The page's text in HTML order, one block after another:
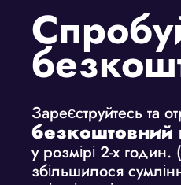
Зареєструйтесь та
безкоштовний
у розмірі 2-х
збільшилося